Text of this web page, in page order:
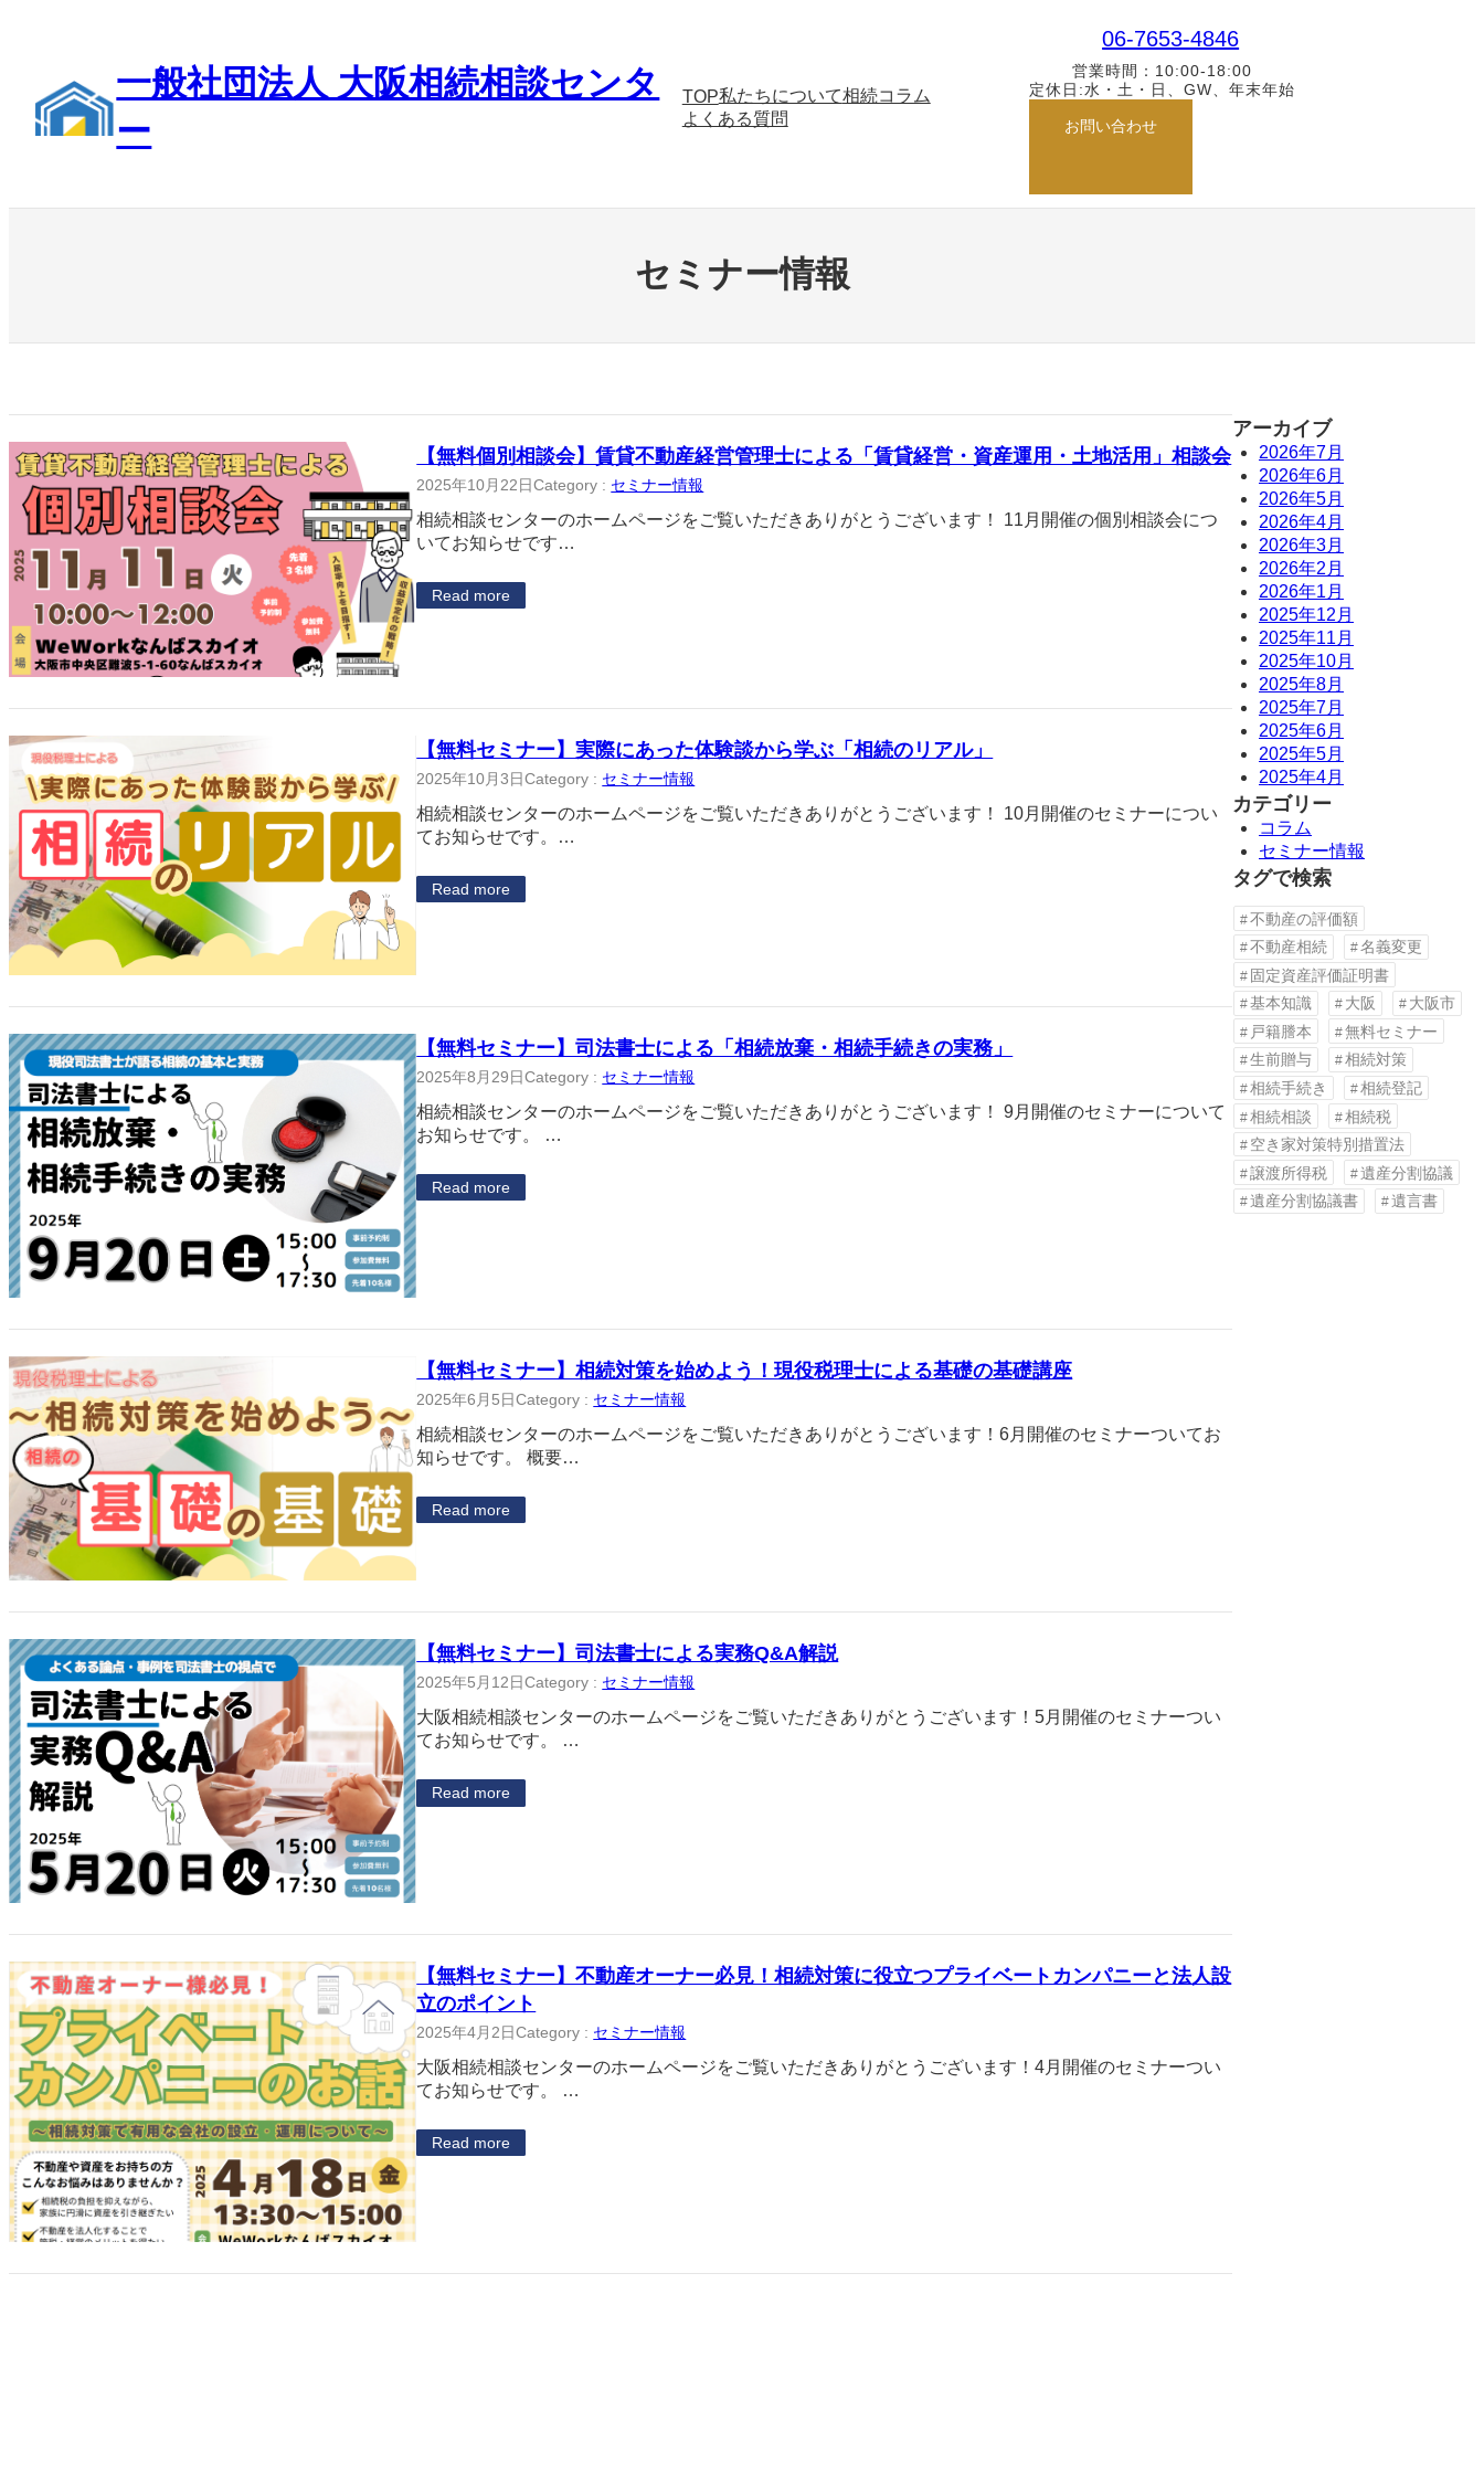
一般社団法人 大阪相続相談センタ
ー
TOP私たちについて相続コラム
よくある質問
06-7653-4846
営業時間：10:00-18:00
定休日:水・土・日、GW、年末年始
お問い合わせ
セミナー情報
【無料個別相談会】賃貸不動産経営管理士による「賃貸経営・資産運用・土地活用」相談会
2025年10月22日Category : セミナー情報
相続相談センターのホームページをご覧いただきありがとうございます！ 11月開催の個別相談会につ
いてお知らせです…
Read more
【無料セミナー】実際にあった体験談から学ぶ「相続のリアル」
2025年10月3日Category : セミナー情報
相続相談センターのホームページをご覧いただきありがとうございます！ 10月開催のセミナーについ
てお知らせです。…
Read more
【無料セミナー】司法書士による「相続放棄・相続手続きの実務」
2025年8月29日Category : セミナー情報
相続相談センターのホームページをご覧いただきありがとうございます！ 9月開催のセミナーについて
お知らせです。 …
Read more
【無料セミナー】相続対策を始めよう！現役税理士による基礎の基礎講座
2025年6月5日Category : セミナー情報
相続相談センターのホームページをご覧いただきありがとうございます！6月開催のセミナーついてお
知らせです。 概要…
Read more
【無料セミナー】司法書士による実務Q&A解説
2025年5月12日Category : セミナー情報
大阪相続相談センターのホームページをご覧いただきありがとうございます！5月開催のセミナーつい
てお知らせです。 …
Read more
【無料セミナー】不動産オーナー必見！相続対策に役立つプライベートカンパニーと法人設
立のポイント
2025年4月2日Category : セミナー情報
大阪相続相談センターのホームページをご覧いただきありがとうございます！4月開催のセミナーつい
てお知らせです。 …
Read more
アーカイブ
2026年7月
2026年6月
2026年5月
2026年4月
2026年3月
2026年2月
2026年1月
2025年12月
2025年11月
2025年10月
2025年8月
2025年7月
2025年6月
2025年5月
2025年4月
カテゴリー
コラム
セミナー情報
タグで検索
不動産の評価額
不動産相続
名義変更
固定資産評価証明書
基本知識
大阪
大阪市
戸籍謄本
無料セミナー
生前贈与
相続対策
相続手続き
相続登記
相続相談
相続税
空き家対策特別措置法
譲渡所得税
遺産分割協議
遺産分割協議書
遺言書